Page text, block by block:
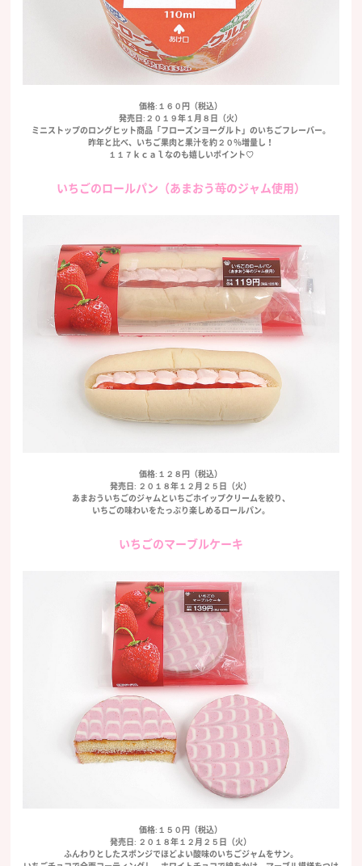
価格:１６０円（税込）
発売日:２０１９年１月８日（火）
ミニストップのロングヒット商品「フローズンヨーグルト」のいちごフレーバー。
昨年と比べ、いちご果肉と果汁を約２０％増量し！
１１７ｋｃａｌなのも嬉しいポイント♡
いちごのロールパン（あまおう苺のジャム使用）
価格:１２８円（税込）
発売日: ２０１８年１２月２５日（火）
あまおういちごのジャムといちごホイップクリームを絞り、
いちごの味わいをたっぷり楽しめるロールパン。
いちごのマーブルケーキ
価格:１５０円（税込）
発売日: ２０１８年１２月２５日（火）
ふんわりとしたスポンジでほどよい酸味のいちごジャムをサン。